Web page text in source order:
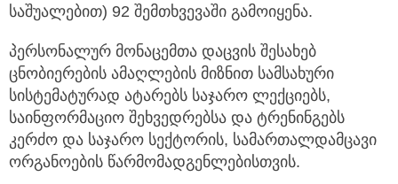
საშუალებით) 92 შემთხვევაში გამოიყენა.
პერსონალურ მონაცემთა დაცვის შესახებ
ცნობიერების ამაღლების მიზნით სამსახური
სისტემატურად ატარებს საჯარო ლექციებს,
საინფორმაციო შეხვედრებსა და ტრენინგებს
კერძო და საჯარო სექტორის, სამართალდამცავი
ორგანოების წარმომადგენლებისთვის.